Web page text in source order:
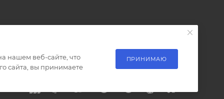
нашем веб-сайте, что
сайта, вы принимаете
ПРИНИМАЮ